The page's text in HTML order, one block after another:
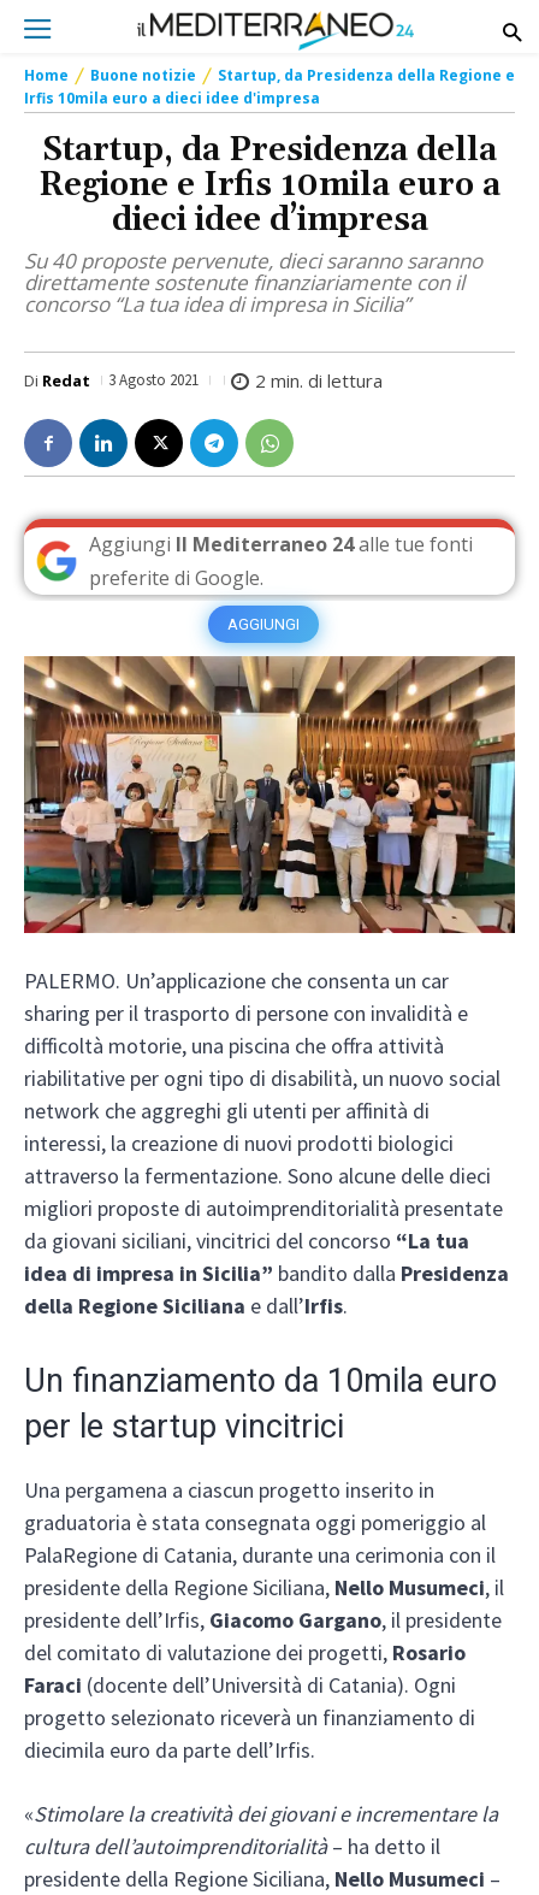
Home Buone notizie
Startup, da Presidenza della Regione e
Irfis 10mila euro a dieci idee d'impresa
Startup, da Presidenza della
Regione e Irfis 10mila euro a
dieci idee d’impresa
Su 40 proposte pervenute, dieci saranno saranno
direttamente sostenute finanziariamente con il
concorso “La tua idea di impresa in Sicilia”
Di Redat 3 Agosto 2021 2 min. di lettura
Aggiungi Il Mediterraneo 24alle tue fonti
preferite di Google.
AGGIUNGI
PALERMO. Un’applicazione che consenta un car
sharing per il trasporto di persone con invalidità e
difficoltà motorie, una piscina che offra attività
riabilitative per ogni tipo di disabilità, un nuovo social
network che aggreghi gli utenti per affinità di
interessi, la creazione di nuovi prodotti biologici
attraverso la fermentazione. Sono alcune delle dieci
migliori proposte di autoimprenditorialità presentate
da giovani siciliani, vincitrici del concorso “La tua
idea di impresa in Sicilia” bandito dalla Presidenza
della Regione Siciliana e dall’Irfis.
Un finanziamento da 10mila euro
per le startup vincitrici
Una pergamena a ciascun progetto inserito in
graduatoria è stata consegnata oggi pomeriggio al
PalaRegione di Catania, durante una cerimonia con il
presidente della Regione Siciliana, Nello Musumeci, il
presidente dell’Irfis, Giacomo Gargano, il presidente
del comitato di valutazione dei progetti, Rosario
Faraci (docente dell’Università di Catania). Ogni
progetto selezionato riceverà un finanziamento di
diecimila euro da parte dell’Irfis.
«Stimolare la creatività dei giovani e incrementare la
cultura dell’autoimprenditorialità– ha detto il
presidente della Regione Siciliana, Nello Musumeci –